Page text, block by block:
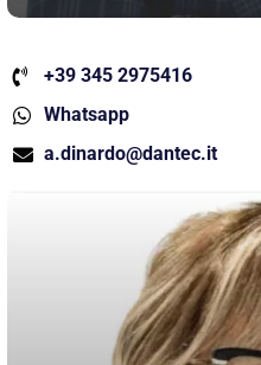
+39 345 2975416
Whatsapp
a.dinardo@dantec.it